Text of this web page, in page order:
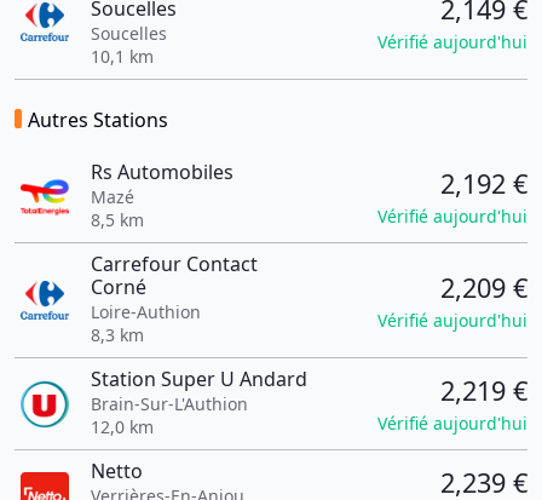
Soucelles
Soucelles
10,1 km
2,149 €
Vérifié aujourd'hui
Autres Stations
Rs Automobiles
Mazé
8,5 km
2,192 €
Vérifié aujourd'hui
Carrefour Contact
Corné
Loire-Authion
8,3 km
2,209 €
Vérifié aujourd'hui
Station Super U Andard
Brain-Sur-L'Authion
12,0 km
2,219 €
Vérifié aujourd'hui
Netto 2,239 €